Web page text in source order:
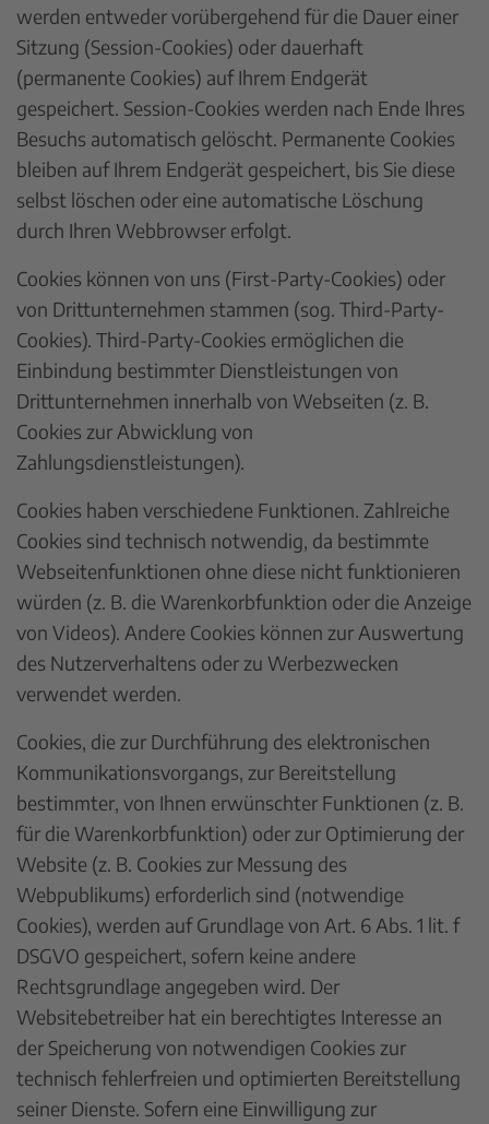
werden entweder vorübergehend für die Dauer einer
Sitzung (Session-Cookies) oder dauerhaft
(permanente Cookies) auf Ihrem Endgerät
gespeichert. Session-Cookies werden nach Ende Ihres
Besuchs automatisch gelöscht. Permanente Cookies
bleiben auf Ihrem Endgerät gespeichert, bis Sie diese
selbst löschen oder eine automatische Löschung
durch Ihren Webbrowser erfolgt.
Cookies können von uns (First-Party-Cookies) oder
von Drittunternehmen stammen (sog. Third-Party-
Cookies). Third-Party-Cookies ermöglichen die
Einbindung bestimmter Dienstleistungen von
Drittunternehmen innerhalb von Webseiten (z. B.
Cookies zur Abwicklung von
Zahlungsdienstleistungen).
Cookies haben verschiedene Funktionen. Zahlreiche
Cookies sind technisch notwendig, da bestimmte
Webseitenfunktionen ohne diese nicht funktionieren
würden (z. B. die Warenkorbfunktion oder die Anzeige
von Videos). Andere Cookies können zur Auswertung
des Nutzerverhaltens oder zu Werbezwecken
verwendet werden.
Cookies, die zur Durchführung des elektronischen
Kommunikationsvorgangs, zur Bereitstellung
bestimmter, von Ihnen erwünschter Funktionen (z. B.
für die Warenkorbfunktion) oder zur Optimierung der
Website (z. B. Cookies zur Messung des
Webpublikums) erforderlich sind (notwendige
Cookies), werden auf Grundlage von Art. 6 Abs. 1 lit. f
DSGVO gespeichert, sofern keine andere
Rechtsgrundlage angegeben wird. Der
Websitebetreiber hat ein berechtigtes Interesse an
der Speicherung von notwendigen Cookies zur
technisch fehlerfreien und optimierten Bereitstellung
seiner Dienste. Sofern eine Einwilligung zur